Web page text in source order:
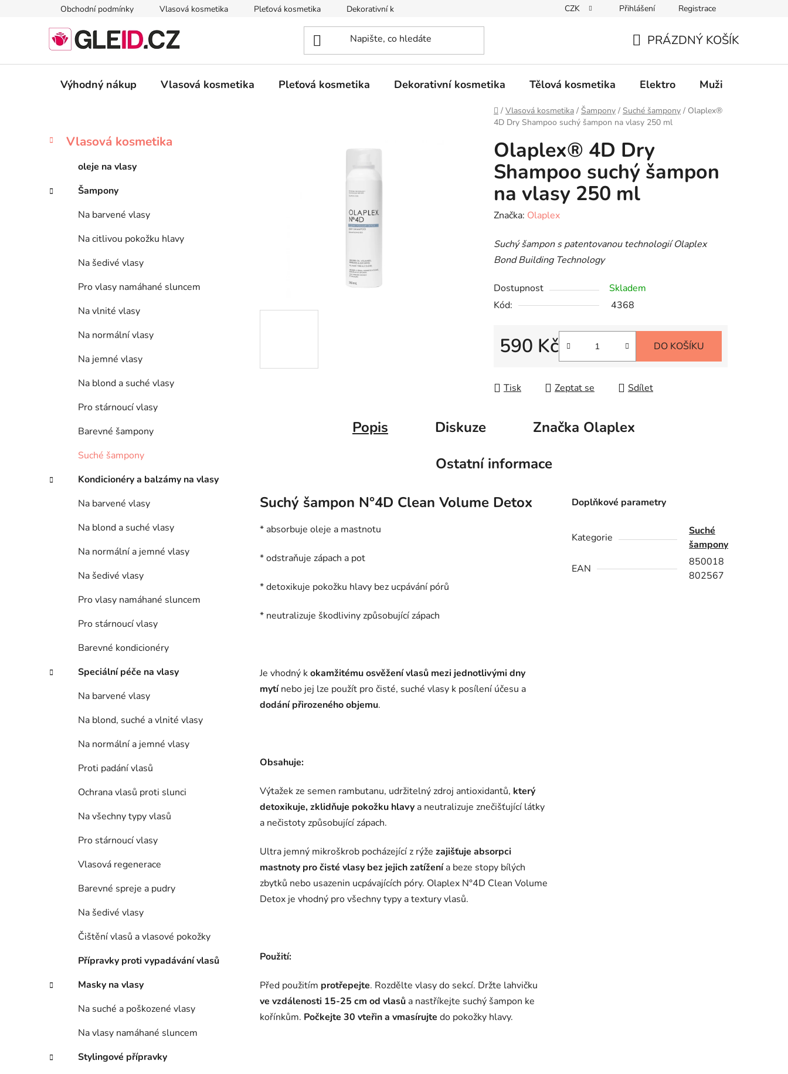
Obchodní podmínky Vlasová kosmetika Pleťová kosmetika Dekorativní kosmetika Elektro Děti Výhodný nákup
CZK Přihlášení Registrace
KOŠÍK
PRÁZDNÝ KOŠÍK
Výhodný nákup Vlasová kosmetika Pleťová kosmetika Dekorativní kosmetika Tělová kosmetika Elektro Muži
Domů
/ Vlasová kosmetika / Šampony / Suché šampony / Olaplex®
4D Dry Shampoo suchý šampon na vlasy 250 ml
P
r
Přeskočit
kategorie
K
a
g
o
Vlasová kosmetika
oleje na vlasy
Šampony
Na barvené vlasy
Na citlivou pokožku hlavy
Na šedivé vlasy
Pro vlasy namáhané sluncem
Na vlnité vlasy
Na normální vlasy
Na jemné vlasy
Na blond a suché vlasy
Pro stárnoucí vlasy
Barevné šampony
Suché šampony
Kondicionéry a balzámy na vlasy
Na barvené vlasy
Na blond a suché vlasy
Na normální a jemné vlasy
Na šedivé vlasy
Pro vlasy namáhané sluncem
Pro stárnoucí vlasy
Barevné kondicionéry
Speciální péče na vlasy
Na barvené vlasy
Na blond, suché a vlnité vlasy
Na normální a jemné vlasy
Proti padání vlasů
Ochrana vlasů proti slunci
Na všechny typy vlasů
Pro stárnoucí vlasy
Vlasová regenerace
Barevné spreje a pudry
Na šedivé vlasy
Čištění vlasů a vlasové pokožky
Přípravky proti vypadávání vlasů
Masky na vlasy
Na suché a poškozené vlasy
Na vlasy namáhané sluncem
Stylingové přípravky
Olaplex® 4D Dry
Shampoo suchý šampon
na vlasy 250 ml
Značka: Olaplex
Suchý šampon s patentovanou technologií Olaplex
Bond Building Technology
Dostupnost
Skladem
Kód:
4368
590 Kč DO KOŠÍKU
Tisk Zeptat se Sdílet
Popis Diskuze Značka Olaplex
Ostatní informace
Suchý šampon N°4D Clean Volume Detox
* absorbuje oleje a mastnotu
* odstraňuje zápach a pot
* detoxikuje pokožku hlavy bez ucpávání pórů
* neutralizuje škodliviny způsobující zápach
Je vhodný kokamžitému osvěžení vlasů mezi jednotlivými dny
mytí nebo jej lze použít pro čisté, suché vlasy k posílení účesu a
dodání přirozeného objemu.
Obsahuje:
Výtažek ze semen rambutanu, udržitelný zdroj antioxidantů, který
detoxikuje, zklidňuje pokožku hlavy a neutralizuje znečišťující látky
a nečistoty způsobující zápach.
Ultra jemný mikroškrob pocházející z rýže zajišťuje absorpci
mastnoty pro čisté vlasy bez jejich zatížení a beze stopy bílých
zbytků nebo usazenin ucpávajících póry. Olaplex N°4D Clean Volume
Detox je vhodný pro všechny typy a textury vlasů.
Použití:
Před použitím protřepejte. Rozdělte vlasy do sekcí. Držte lahvičku
ve vzdálenosti 15-25 cm od vlasů a nastříkejte suchý šampon ke
kořínkům. Počkejte 30 vteřin a vmasírujte do pokožky hlavy.
Doplňkové parametry
Kategorie
Suché
šampony
EAN
850018
802567